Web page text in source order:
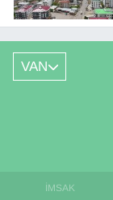
VAN
İMSAK